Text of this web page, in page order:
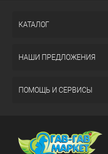
КАТАЛОГ
НАШИ ПРЕДЛОЖЕНИЯ
ПОМОЩЬ И СЕРВИСЫ